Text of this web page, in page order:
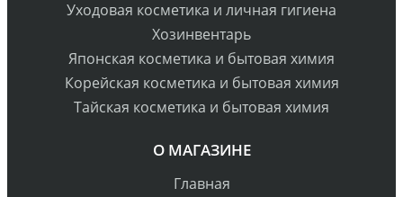
Уходовая косметика и личная гигиена
Хозинвентарь
Японская косметика и бытовая химия
Корейская косметика и бытовая химия
Тайская косметика и бытовая химия
О МАГАЗИНЕ
Главная